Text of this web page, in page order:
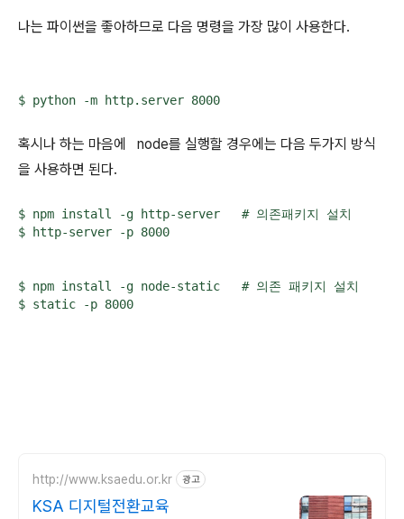
나는 파이썬을 좋아하므로 다음 명령을 가장 많이 사용한다.
$ python -m http.server 8000
혹시나 하는 마음에 node를 실행할 경우에는 다음 두가지 방식
을 사용하면 된다.
$ npm install -g http-server   # 의존패키지 설치
$ http-server -p 8000
$ npm install -g node-static   # 의존 패키지 설치
$ static -p 8000
http://www.ksaedu.or.kr 광고
KSA 디지털전환교육